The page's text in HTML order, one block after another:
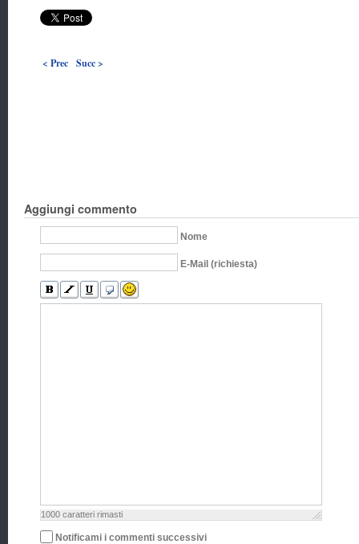
< Prec Succ >
Aggiungi commento
Nome
E-Mail (richiesta)
1000 caratteri rimasti
Notificami i commenti successivi